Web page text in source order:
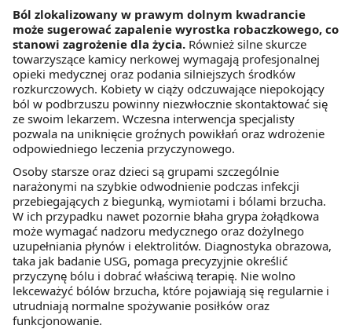
Ból zlokalizowany w prawym dolnym kwadrancie
może sugerować zapalenie wyrostka robaczkowego, co
stanowi zagrożenie dla życia. Również silne skurcze
towarzyszące kamicy nerkowej wymagają profesjonalnej
opieki medycznej oraz podania silniejszych środków
rozkurczowych. Kobiety w ciąży odczuwające niepokojący
ból w podbrzuszu powinny niezwłocznie skontaktować się
ze swoim lekarzem. Wczesna interwencja specjalisty
pozwala na uniknięcie groźnych powikłań oraz wdrożenie
odpowiedniego leczenia przyczynowego.
Osoby starsze oraz dzieci są grupami szczególnie
narażonymi na szybkie odwodnienie podczas infekcji
przebiegających z biegunką, wymiotami i bólami brzucha.
W ich przypadku nawet pozornie błaha grypa żołądkowa
może wymagać nadzoru medycznego oraz dożylnego
uzupełniania płynów i elektrolitów. Diagnostyka obrazowa,
taka jak badanie USG, pomaga precyzyjnie określić
przyczynę bólu i dobrać właściwą terapię. Nie wolno
lekceważyć bólów brzucha, które pojawiają się regularnie i
utrudniają normalne spożywanie posiłków oraz
funkcjonowanie.